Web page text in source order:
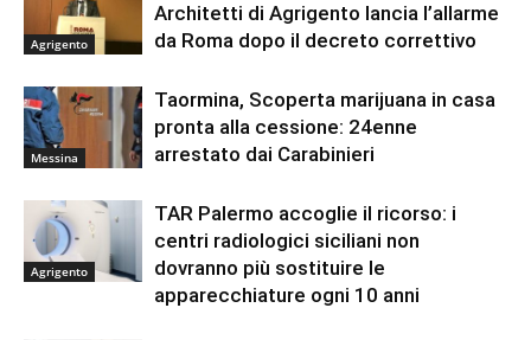
Agrigento
Architetti di Agrigento lancia l’allarme
da Roma dopo il decreto correttivo
Messina
Taormina, Scoperta marijuana in casa
pronta alla cessione: 24enne
arrestato dai Carabinieri
Agrigento
TAR Palermo accoglie il ricorso: i
centri radiologici siciliani non
dovranno più sostituire le
apparecchiature ogni 10 anni